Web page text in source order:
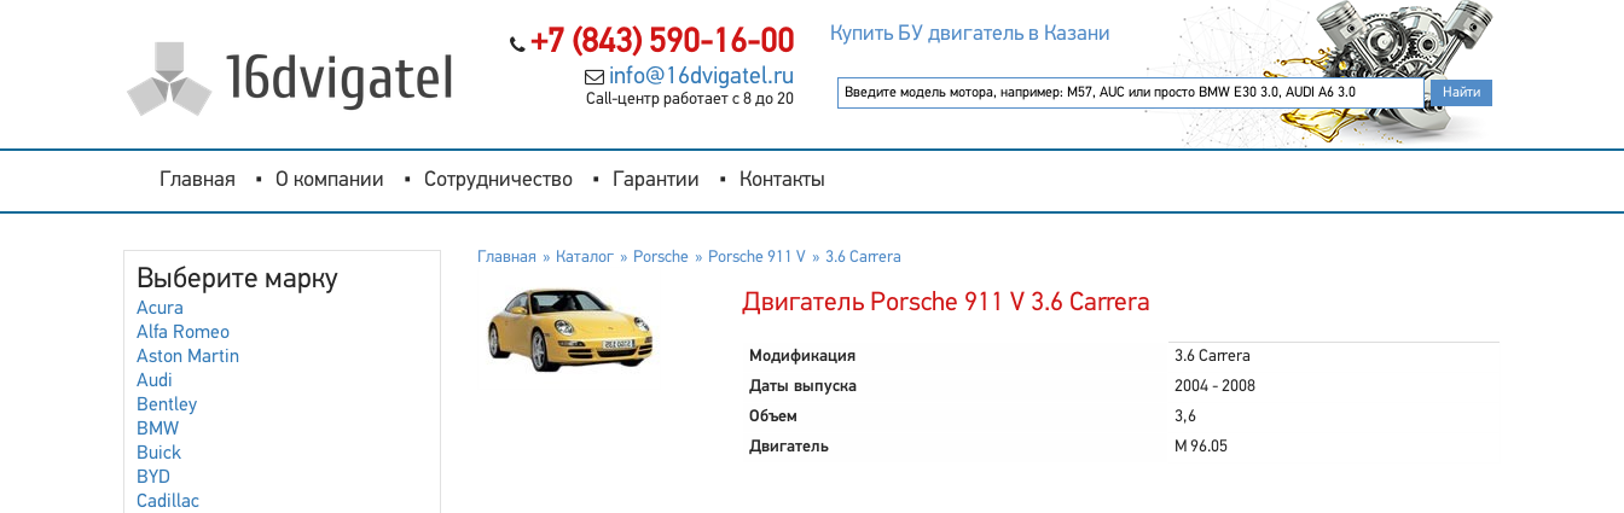
+7 (843) 590-16-00
info@16dvigatel.ru
Call-центр работает с 8 до 20
Купить БУ двигатель в Казани
Главная О компании Сотрудничество Гарантии Контакты
Выберите марку
Acura
Alfa Romeo
Aston Martin
Audi
Bentley
BMW
Buick
BYD
Cadillac
Главная Каталог Porsche Porsche 911 V 3.6 Carrera
Двигатель Porsche 911 V 3.6 Carrera
Модификация
3.6 Carrera
Даты выпуска
2004 - 2008
Объем
3,6
Двигатель
M 96.05